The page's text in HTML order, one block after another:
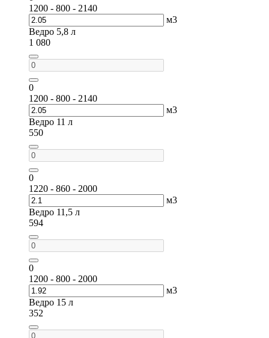
1200 - 800 - 2140
м3
Ведро 5,8 л
1 080
0
1200 - 800 - 2140
м3
Ведро 11 л
550
0
1220 - 860 - 2000
м3
Ведро 11,5 л
594
0
1200 - 800 - 2000
м3
Ведро 15 л
352